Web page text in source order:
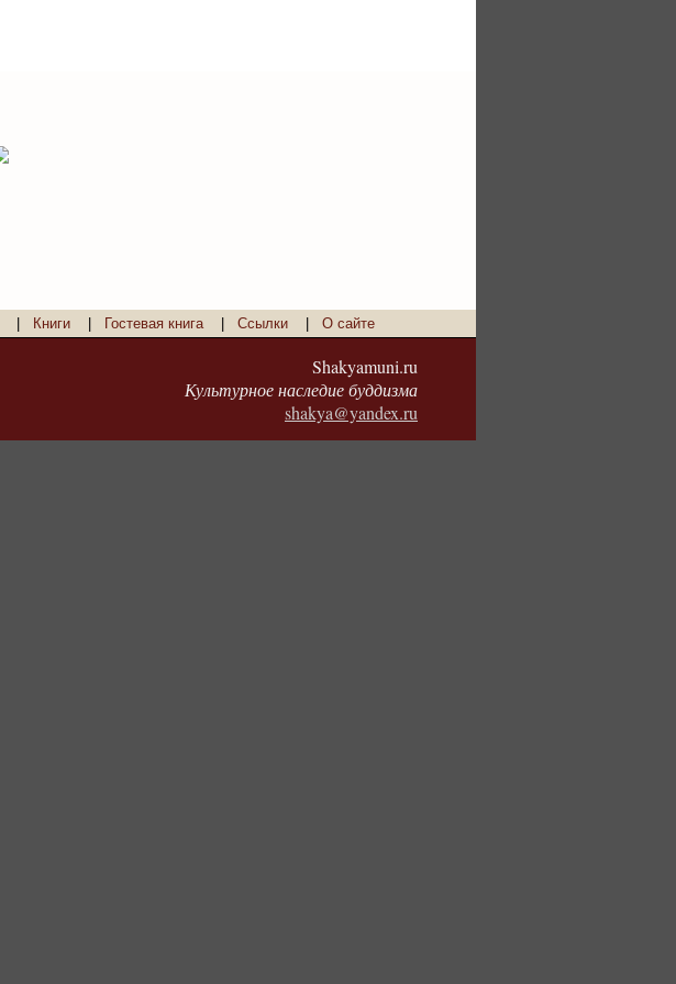
Книги Гостевая книга| Ссылки О сайте
Shakyamuni.ru
Культурное наследие буддизма
shakya@yandex.ru